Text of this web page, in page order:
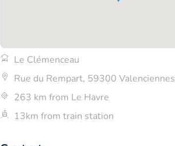
Le Clémenceau
Rue du Rempart, 59300 Valenciennes
263 km from Le Havre
13km from train station